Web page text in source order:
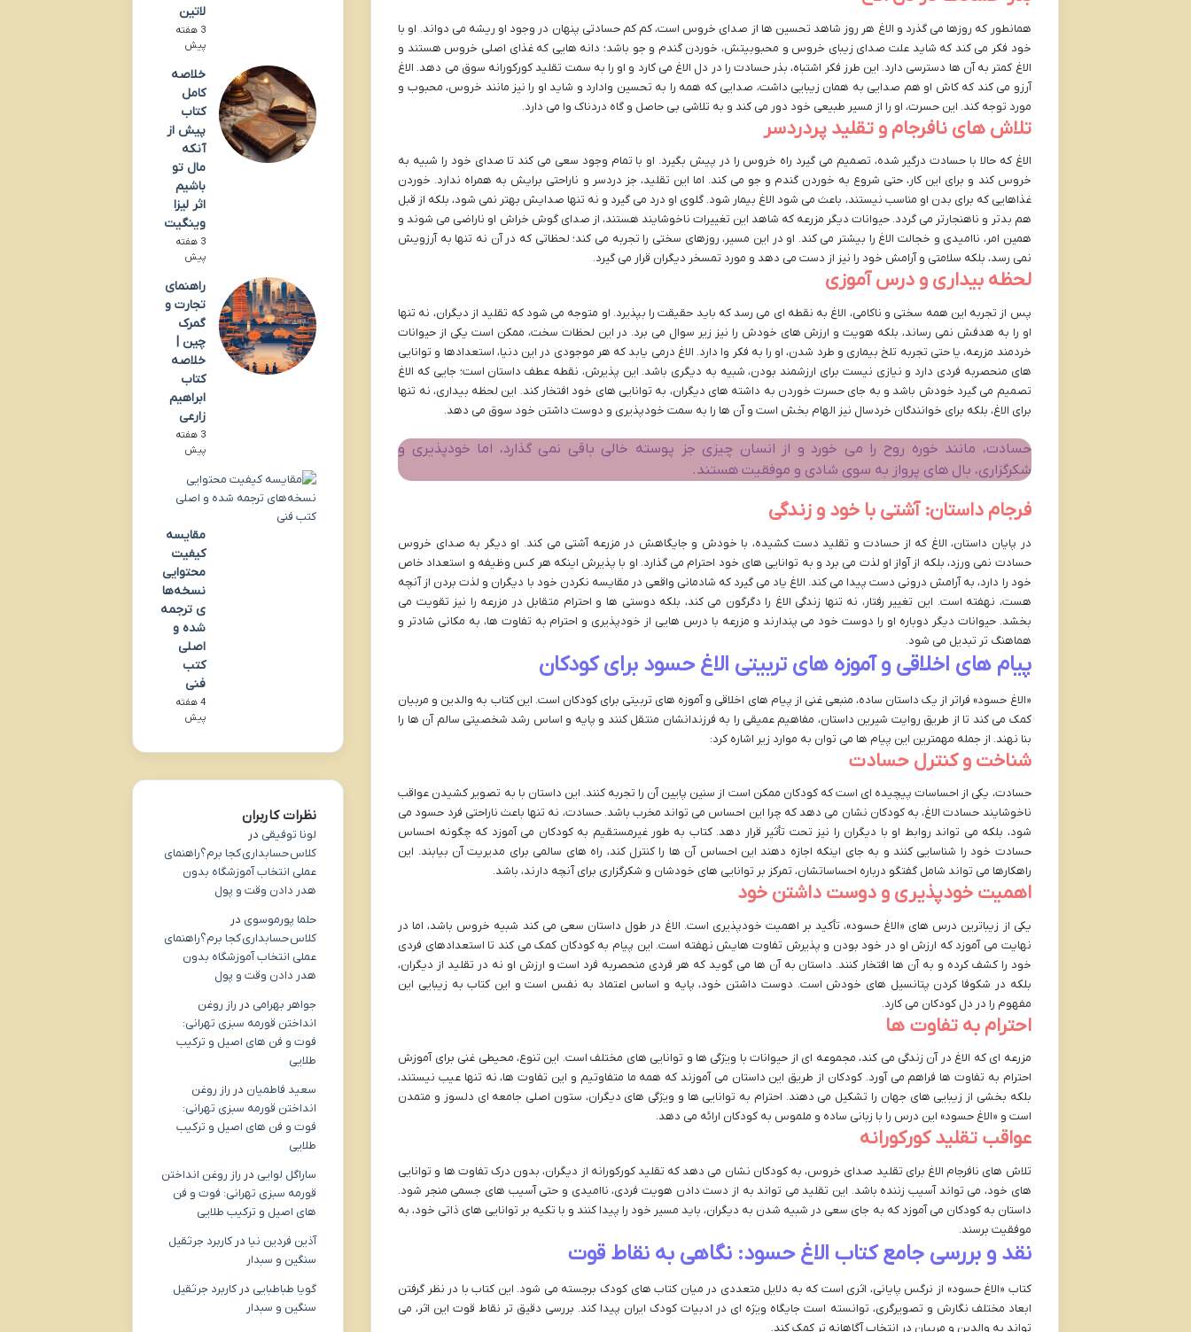
همانطور که روزها می گذرد و الاغ هر روز شاهد تحسین ها از صدای خروس است، کم کم حسادتی پنهان در وجود او ریشه می دواند. او با
خود فکر می کند که شاید علت صدای زیبای خروس و محبوبیتش، خوردن گندم و جو باشد؛ دانه هایی که غذای اصلی خروس هستند و
الاغ کمتر به آن ها دسترسی دارد. این طرز فکر اشتباه، بذر حسادت را در دل الاغ می کارد و او را به سمت تقلید کورکورانه سوق می دهد. الاغ
آرزو می کند که کاش او هم صدایی به همان زیبایی داشت، صدایی که همه را به تحسین وادارد و شاید او را نیز مانند خروس، محبوب و
مورد توجه کند. این حسرت، او را از مسیر طبیعی خود دور می کند و به تلاشی بی حاصل و گاه دردناک وا می دارد.
تلاش های نافرجام و تقلید پردردسر
الاغ که حالا با حسادت درگیر شده، تصمیم می گیرد راه خروس را در پیش بگیرد. او با تمام وجود سعی می کند تا صدای خود را شبیه به
خروس کند و برای این کار، حتی شروع به خوردن گندم و جو می کند. اما این تقلید، جز دردسر و ناراحتی برایش به همراه ندارد. خوردن
غذاهایی که برای بدن او مناسب نیستند، باعث می شود الاغ بیمار شود. گلوی او درد می گیرد و نه تنها صدایش بهتر نمی شود، بلکه از قبل
هم بدتر و ناهنجارتر می گردد. حیوانات دیگر مزرعه که شاهد این تغییرات ناخوشایند هستند، از صدای گوش خراش او ناراضی می شوند و
همین امر، ناامیدی و خجالت الاغ را بیشتر می کند. او در این مسیر، روزهای سختی را تجربه می کند؛ لحظاتی که در آن نه تنها به آرزویش
نمی رسد، بلکه سلامتی و آرامش خود را نیز از دست می دهد و مورد تمسخر دیگران قرار می گیرد.
لحظه بیداری و درس آموزی
پس از تجربه این همه سختی و ناکامی، الاغ به نقطه ای می رسد که باید حقیقت را بپذیرد. او متوجه می شود که تقلید از دیگران، نه تنها
او را به هدفش نمی رساند، بلکه هویت و ارزش های خودش را نیز زیر سوال می برد. در این لحظات سخت، ممکن است یکی از حیوانات
خردمند مزرعه، یا حتی تجربه تلخ بیماری و طرد شدن، او را به فکر وا دارد. الاغ درمی یابد که هر موجودی در این دنیا، استعدادها و توانایی
های منحصربه فردی دارد و نیازی نیست برای ارزشمند بودن، شبیه به دیگری باشد. این پذیرش، نقطه عطف داستان است؛ جایی که الاغ
تصمیم می گیرد خودش باشد و به جای حسرت خوردن به داشته های دیگران، به توانایی های خود افتخار کند. این لحظه بیداری، نه تنها
برای الاغ، بلکه برای خوانندگان خردسال نیز الهام بخش است و آن ها را به سمت خودپذیری و دوست داشتن خود سوق می دهد.
حسادت، مانند خوره روح را می خورد و از انسان چیزی جز پوسته خالی باقی نمی گذارد، اما خودپذیری و
شکرگزاری، بال های پرواز به سوی شادی و موفقیت هستند.
فرجام داستان: آشتی با خود و زندگی
در پایان داستان، الاغ که از حسادت و تقلید دست کشیده، با خودش و جایگاهش در مزرعه آشتی می کند. او دیگر به صدای خروس
حسادت نمی ورزد، بلکه از آواز او لذت می برد و به توانایی های خود احترام می گذارد. او با پذیرش اینکه هر کس وظیفه و استعداد خاص
خود را دارد، به آرامش درونی دست پیدا می کند. الاغ یاد می گیرد که شادمانی واقعی در مقایسه نکردن خود با دیگران و لذت بردن از آنچه
هست، نهفته است. این تغییر رفتار، نه تنها زندگی الاغ را دگرگون می کند، بلکه دوستی ها و احترام متقابل در مزرعه را نیز تقویت می
بخشد. حیوانات دیگر دوباره او را دوست خود می پندارند و مزرعه با درس هایی از خودپذیری و احترام به تفاوت ها، به مکانی شادتر و
هماهنگ تر تبدیل می شود.
پیام های اخلاقی و آموزه های تربیتی الاغ حسود برای کودکان
«الاغ حسود» فراتر از یک داستان ساده، منبعی غنی از پیام های اخلاقی و آموزه های تربیتی برای کودکان است. این کتاب به والدین و مربیان
کمک می کند تا از طریق روایت شیرین داستان، مفاهیم عمیقی را به فرزندانشان منتقل کنند و پایه و اساس رشد شخصیتی سالم آن ها را
بنا نهند. از جمله مهمترین این پیام ها می توان به موارد زیر اشاره کرد:
شناخت و کنترل حسادت
حسادت، یکی از احساسات پیچیده ای است که کودکان ممکن است از سنین پایین آن را تجربه کنند. این داستان با به تصویر کشیدن عواقب
ناخوشایند حسادت الاغ، به کودکان نشان می دهد که چرا این احساس می تواند مخرب باشد. حسادت، نه تنها باعث ناراحتی فرد حسود می
شود، بلکه می تواند روابط او با دیگران را نیز تحت تأثیر قرار دهد. کتاب به طور غیرمستقیم به کودکان می آموزد که چگونه احساس
حسادت خود را شناسایی کنند و به جای اینکه اجازه دهند این احساس آن ها را کنترل کند، راه های سالمی برای مدیریت آن بیابند. این
راهکارها می تواند شامل گفتگو درباره احساساتشان، تمرکز بر توانایی های خودشان و شکرگزاری برای آنچه دارند، باشد.
اهمیت خودپذیری و دوست داشتن خود
یکی از زیباترین درس های «الاغ حسود»، تأکید بر اهمیت خودپذیری است. الاغ در طول داستان سعی می کند شبیه خروس باشد، اما در
نهایت می آموزد که ارزش او در خود بودن و پذیرش تفاوت هایش نهفته است. این پیام به کودکان کمک می کند تا استعدادهای فردی
خود را کشف کرده و به آن ها افتخار کنند. داستان به آن ها می گوید که هر فردی منحصربه فرد است و ارزش او نه در تقلید از دیگران،
بلکه در شکوفا کردن پتانسیل های خودش است. دوست داشتن خود، پایه و اساس اعتماد به نفس است و این کتاب به زیبایی این
مفهوم را در دل کودکان می کارد.
احترام به تفاوت ها
مزرعه ای که الاغ در آن زندگی می کند، مجموعه ای از حیوانات با ویژگی ها و توانایی های مختلف است. این تنوع، محیطی غنی برای آموزش
احترام به تفاوت ها فراهم می آورد. کودکان از طریق این داستان می آموزند که همه ما متفاوتیم و این تفاوت ها، نه تنها عیب نیستند،
بلکه بخشی از زیبایی های جهان را تشکیل می دهند. احترام به توانایی ها و ویژگی های دیگران، ستون اصلی جامعه ای دلسوز و متمدن
است و «الاغ حسود» این درس را با زبانی ساده و ملموس به کودکان ارائه می دهد.
عواقب تقلید کورکورانه
تلاش های نافرجام الاغ برای تقلید صدای خروس، به کودکان نشان می دهد که تقلید کورکورانه از دیگران، بدون درک تفاوت ها و توانایی
های خود، می تواند آسیب زننده باشد. این تقلید می تواند به از دست دادن هویت فردی، ناامیدی و حتی آسیب های جسمی منجر شود.
داستان به کودکان می آموزد که به جای سعی در شبیه شدن به دیگران، باید مسیر خود را پیدا کنند و با تکیه بر توانایی های ذاتی خود، به
موفقیت برسند.
نقد و بررسی جامع کتاب الاغ حسود: نگاهی به نقاط قوت
کتاب «الاغ حسود» از نرگس پایانی، اثری است که به دلایل متعددی در میان کتاب های کودک برجسته می شود. این کتاب با در نظر گرفتن
ابعاد مختلف نگارش و تصویرگری، توانسته است جایگاه ویژه ای در ادبیات کودک ایران پیدا کند. بررسی دقیق تر نقاط قوت این اثر، می
تواند به والدین و مربیان در انتخاب آگاهانه تر کمک کند.
لاتین
3 هفته
پیش
خلاصه
کامل
کتاب
پیش از
آنکه
مال تو
باشیم
اثر لیزا
وینگیت
3 هفته
پیش
راهنمای
تجارت و
گمرک
چین |
خلاصه
کتاب
ابراهیم
زارعی
3 هفته
پیش
مقایسه
کیفیت
محتوایی
نسخه‌ها
ی ترجمه
شده و
اصلی
کتب
فنی
4 هفته
پیش
نظرات کاربران
لونا توفیقی در
کلاس حسابداری کجا برم؟راهنمای
عملی انتخاب آموزشگاه بدون
هدر دادن وقت و پول
حلما پورموسوی در
کلاس حسابداری کجا برم؟راهنمای
عملی انتخاب آموزشگاه بدون
هدر دادن وقت و پول
جواهر بهرامی در راز روغن
انداختن قورمه سبزی تهرانی:
فوت و فن های اصیل و ترکیب
طلایی
سعید فاطمیان در راز روغن
انداختن قورمه سبزی تهرانی:
فوت و فن های اصیل و ترکیب
طلایی
ساراگل لوایی در راز روغن انداختن
قورمه سبزی تهرانی: فوت و فن
های اصیل و ترکیب طلایی
آذین فردین نیا در کاربرد جرثقیل
سنگین و سبدار
گویا طباطبایی در کاربرد جرثقیل
سنگین و سبدار